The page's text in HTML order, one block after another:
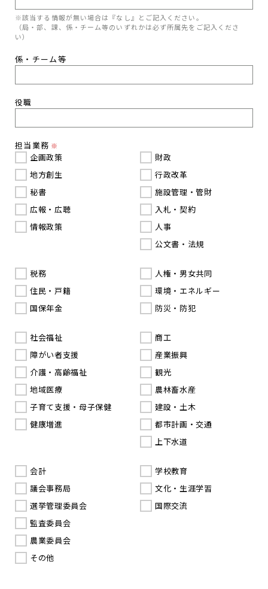
※該当する情報が無い場合は『なし』とご記入ください。
（局・部、課、係・チーム等のいずれかは必ず所属先をご記入くださ
い）
係・チーム等
役職
担当業務 ※
企画政策
地方創生
秘書
広報・広聴
情報政策
財政
行政改革
施設管理・管財
入札・契約
人事
公文書・法規
税務
住民・戸籍
国保年金
人権・男女共同
環境・エネルギー
防災・防犯
社会福祉
障がい者支援
介護・高齢福祉
地域医療
子育て支援・母子保健
健康増進
商工
産業振興
観光
農林畜水産
建設・土木
都市計画・交通
上下水道
会計
議会事務局
選挙管理委員会
監査委員会
農業委員会
その他
学校教育
文化・生涯学習
国際交流